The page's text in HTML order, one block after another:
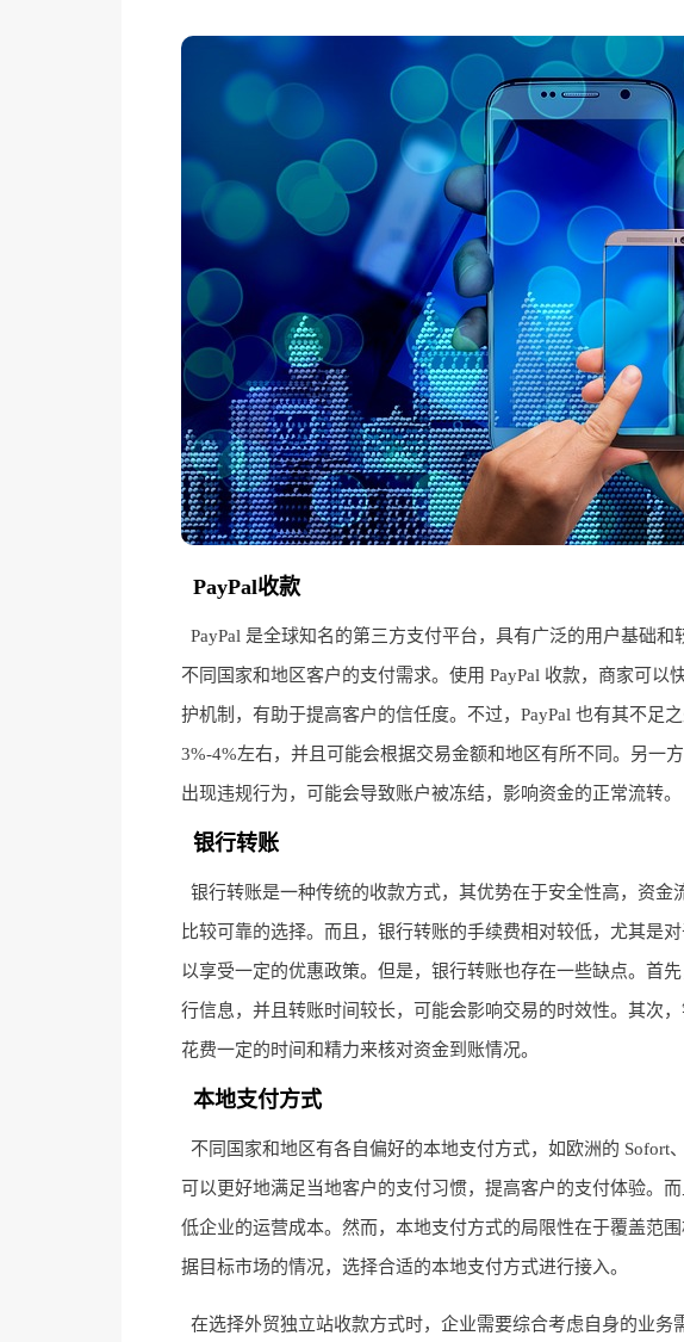
PayPal收款
PayPal 是全球知名的第三方支付平台，具有广泛的用户基础
不同国家和地区客户的支付需求。使用 PayPal 收款，商家可以
护机制，有助于提高客户的信任度。不过，PayPal 也有其不足
3%-4%左右，并且可能会根据交易金额和地区有所不同。另一
出现违规行为，可能会导致账户被冻结，影响资金的正常流转。
银行转账
银行转账是一种传统的收款方式，其优势在于安全性高，资
比较可靠的选择。而且，银行转账的手续费相对较低，尤其是
以享受一定的优惠政策。但是，银行转账也存在一些缺点。首
行信息，并且转账时间较长，可能会影响交易的时效性。其次
花费一定的时间和精力来核对资金到账情况。
本地支付方式
不同国家和地区有各自偏好的本地支付方式，如欧洲的 Sofort
可以更好地满足当地客户的支付习惯，提高客户的支付体验。
低企业的运营成本。然而，本地支付方式的局限性在于覆盖范
据目标市场的情况，选择合适的本地支付方式进行接入。
在选择外贸独立站收款方式时，企业需要综合考虑自身的业